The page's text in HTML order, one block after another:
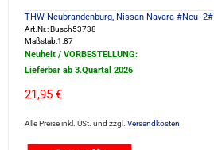
THW Neubrandenburg, Nissan Navara #Neu -2#
Art.Nr.: Busch53738
Maßstab:1:87
Neuheit / VORBESTELLUNG:
Lieferbar ab 3.Quartal 2026
21,95 €
Alle Preise inkl. USt. und zzgl. Versandkosten